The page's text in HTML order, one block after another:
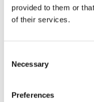
provided to them or
of their services.
Selection
Necessary
Preferences